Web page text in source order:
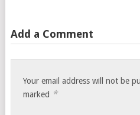
Add a Comment
Your email address will not be
marked *